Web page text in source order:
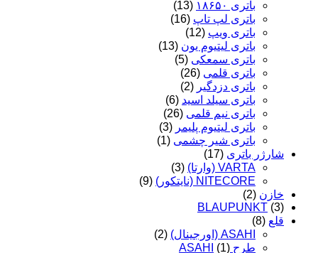
باتری ۱۸۶۵۰
(13)
باتری لپ تاپ (16)
باتری ویپ (12)
باتری لیتیوم یون (13)
باتری سمعکی (5)
باتری قلمی (26)
باتری دزدگیر (2)
باتری سیلد اسید (6)
باتری نیم قلمی (26)
باتری لیتیوم پلیمر (3)
باتری شیر چشمی (1)
شارژر باتری (17)
VARTA (وارتا)
(3)
NITECORE (نایتکور)
(9)
خازن (2)
BLAUPUNKT (3)
قلع (8)
ASAHI (اورجینال)
(2)
طرح ASAHI (1)